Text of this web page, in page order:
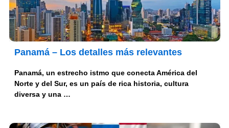
Panamá – Los detalles más relevantes
Panamá, un estrecho istmo que conecta América del
Norte y del Sur, es un país de rica historia, cultura
diversa y una …